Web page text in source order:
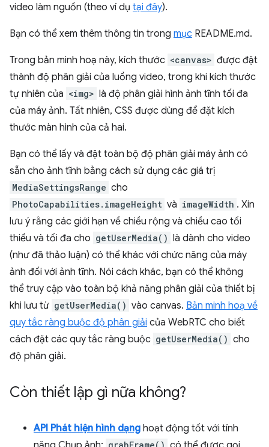
video làm nguồn (theo ví dụ tại đây).
Bạn có thể xem thêm thông tin trong mục README.md.
Trong bản minh hoạ này, kích thước <canvas> được đặt
thành độ phân giải của luồng video, trong khi kích thước
tự nhiên của <img> là độ phân giải hình ảnh tĩnh tối đa
của máy ảnh. Tất nhiên, CSS được dùng để đặt kích
thước màn hình của cả hai.
Bạn có thể lấy và đặt toàn bộ độ phân giải máy ảnh có
sẵn cho ảnh tĩnh bằng cách sử dụng các giá trị
MediaSettingsRange cho
PhotoCapabilities.imageHeight và imageWidth . Xin
lưu ý rằng các giới hạn về chiều rộng và chiều cao tối
thiểu và tối đa cho getUserMedia() là dành cho video
(như đã thảo luận) có thể khác với chức năng của máy
ảnh đối với ảnh tĩnh. Nói cách khác, bạn có thể không
thể truy cập vào toàn bộ khả năng phân giải của thiết bị
khi lưu từ getUserMedia() vào canvas. Bản minh hoạ về
quy tắc ràng buộc độ phân giải của WebRTC cho biết
cách đặt các quy tắc ràng buộc getUserMedia() cho
độ phân giải.
Còn thiết lập gì nữa không?
API Phát hiện hình dạng hoạt động tốt với tính